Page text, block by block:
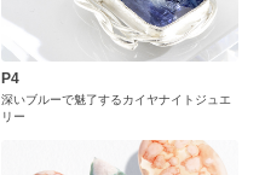
P4
深いブルーで魅了するカイヤナイトジュエ
リー